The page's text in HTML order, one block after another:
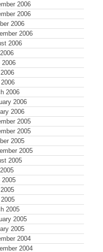
2006
2006
2006
2006
2006
2006
2006
2006
2006
2005
2005
2005
2005
2005
2005
2005
2005
2005
2004
2004